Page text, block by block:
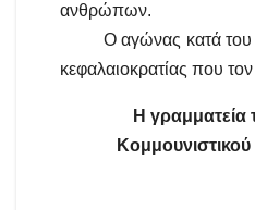
ανθρώπων.
Ο αγώνας κατά του
κεφαλαιοκρατίας που
Η